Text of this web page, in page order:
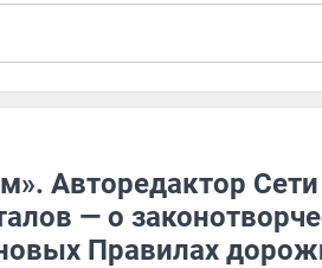
Авторедактор Сети
— о
Правилах